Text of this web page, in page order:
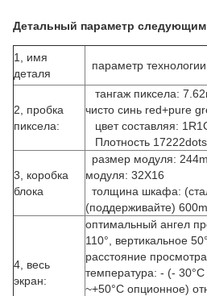
Детальный параметр
1, имя
деталя
параметр технологии
2, пробка
пиксела:
тангаж пиксела:
чисто синь red+pure
цвет составляя:
Плотность
3, коробка
блока
размер модуля:
модуля: 32X16
толщина шкафа:
(поддерживайте)
4, весь
экран:
оптимальный ангел
110°, вертикальное 50°
расстояние
температура: - (- 30°C
~+50°C опционное)